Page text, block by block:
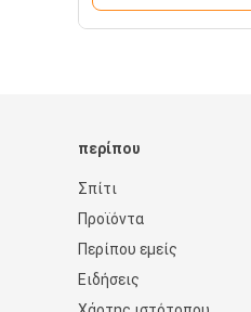
περίπου
Σπίτι
Προϊόντα
Περίπου εμείς
Ειδήσεις